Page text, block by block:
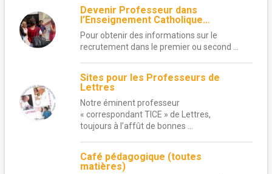
Devenir Professeur dans
l’Enseignement Catholique…
Pour obtenir des informations sur le
recrutement dans le premier ou second ...
Sites pour les Professeurs de
Lettres
Notre éminent professeur
« correspondant TICE » de Lettres,
toujours à l’affût de bonnes ...
Café pédagogique (toutes
matières)